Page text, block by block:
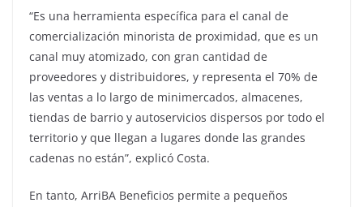
“Es una herramienta específica para el canal de
comercialización minorista de proximidad, que es un
canal muy atomizado, con gran cantidad de
proveedores y distribuidores, y representa el 70% de
las ventas a lo largo de minimercados, almacenes,
tiendas de barrio y autoservicios dispersos por todo el
territorio y que llegan a lugares donde las grandes
cadenas no están”, explicó Costa.
En tanto, ArriBA Beneficios permite a pequeños